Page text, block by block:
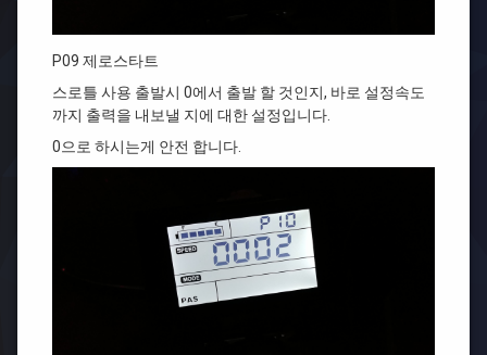
P09 제로스타트
스로틀 사용 출발시 0에서 출발 할 것인지, 바로 설정속도
까지 출력을 내보낼 지에 대한 설정입니다.
0으로 하시는게 안전 합니다.